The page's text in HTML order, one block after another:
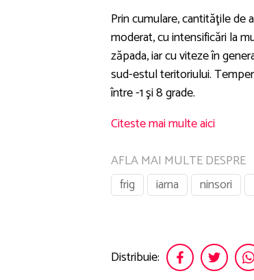
Prin cumulare, cantităţile
moderat, cu intensificări la
zăpada, iar cu viteze în
sud-estul teritoriului.
între -1 şi 8 grade.
Citeste mai multe aici
AFLA MAI MULTE DESPRE
frig
iarna ninsori
Distribuie: